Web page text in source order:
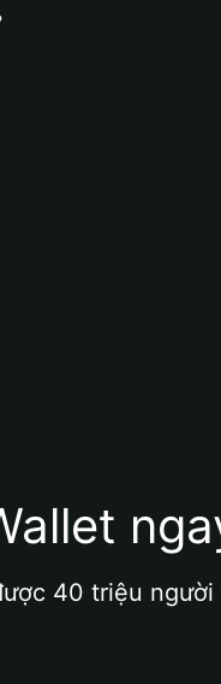
40 triệu người